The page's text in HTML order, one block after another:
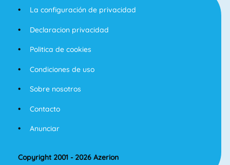
La configuración de privacidad
Declaracion privacidad
Politica de cookies
Condiciones de uso
Sobre nosotros
Contacto
Anunciar
Copyright 2001 - 2026 Azerion